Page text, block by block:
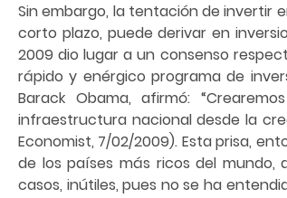
Sin embargo, la tentación de invertir
corto plazo, puede derivar en
2009 dio lugar a un consenso
rápido y enérgico programa de
Barack Obama, afirmó:
infraestructura nacional desde la
Economist, 7/02/2009). Esta prisa,
de los países más ricos del
casos, inútiles, pues no se ha